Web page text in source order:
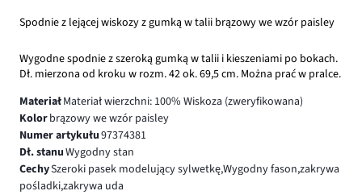
Spodnie z lejącej wiskozy z gumką w talii brązowy we wzór paisley
Wygodne spodnie z szeroką gumką w talii i kieszeniami po bokach.
Dł. mierzona od kroku w rozm. 42 ok. 69,5 cm. Można prać w pralce.
MateriałMateriał wierzchni: 100% Wiskoza (zweryfikowana)
Kolorbrązowy we wzór paisley
Numer artykułu97374381
Dł. stanuWygodny stan
CechySzeroki pasek modelujący sylwetkę,Wygodny fason,zakrywa
pośladki,zakrywa uda